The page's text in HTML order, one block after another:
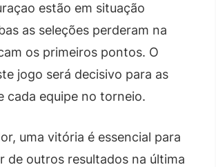
estão em situação
as seleções perderam na
os primeiros pontos. O
jogo será decisivo para as
cada equipe no torneio.
uma vitória é essencial para
de outros resultados na última